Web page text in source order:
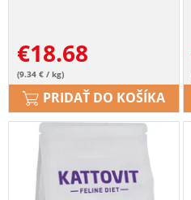
€18.68
(9.34 € / kg)
PRIDAŤ DO KOŠÍKA